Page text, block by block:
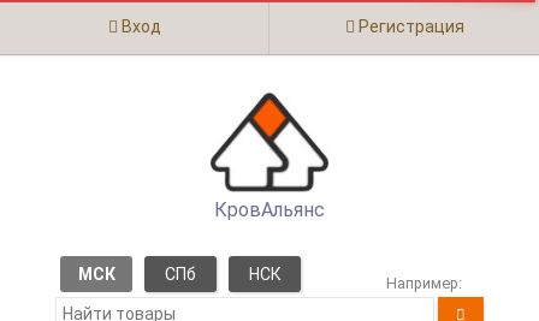
Вход Регистрация
КровАльянс
МСК СПб НСК Например: